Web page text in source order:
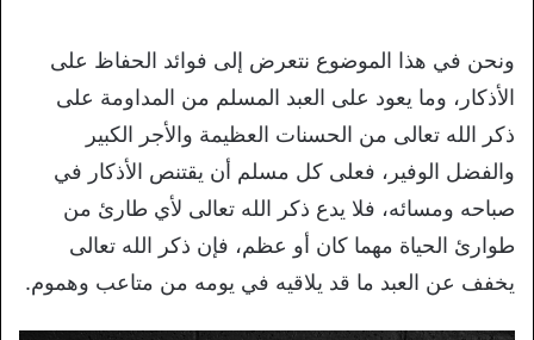
ونحن في هذا الموضوع نتعرض إلى فوائد الحفاظ على
الأذكار، وما يعود على العبد المسلم من المداومة على
ذكر الله تعالى من الحسنات العظيمة والأجر الكبير
والفضل الوفير، فعلى كل مسلم أن يقتنص الأذكار في
صباحه ومسائه، فلا يدع ذكر الله تعالى لأي طارئ من
طوارئ الحياة مهما كان أو عظم، فإن ذكر الله تعالى
يخفف عن العبد ما قد يلاقيه في يومه من متاعب وهموم.